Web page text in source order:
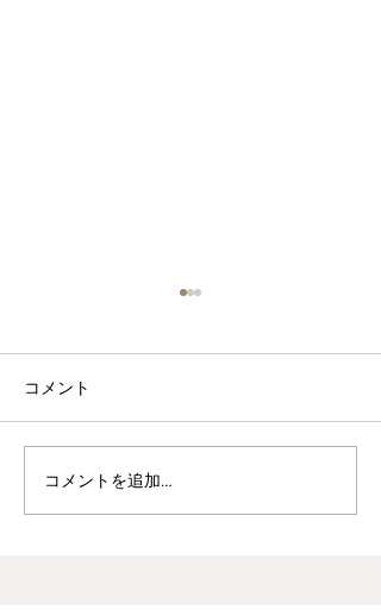
ヘス&あかね夫妻 ２人展
コメント
コメントを追加…